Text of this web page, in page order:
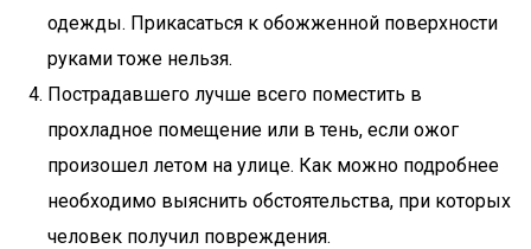
одежды. Прикасаться к обожженной поверхности
руками тоже нельзя.
Пострадавшего лучше всего поместить в
прохладное помещение или в тень, если ожог
произошел летом на улице. Как можно подробнее
необходимо выяснить обстоятельства, при которых
человек получил повреждения.